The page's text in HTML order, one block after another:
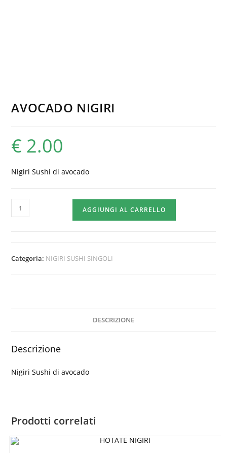
AVOCADO NIGIRI
€ 2.00
Nigiri Sushi di avocado
AVOCADO
NIGIRI
AGGIUNGI AL CARRELLO
Categoria: NIGIRI SUSHI SINGOLI
DESCRIZIONE
Descrizione
Nigiri Sushi di avocado
Prodotti correlati